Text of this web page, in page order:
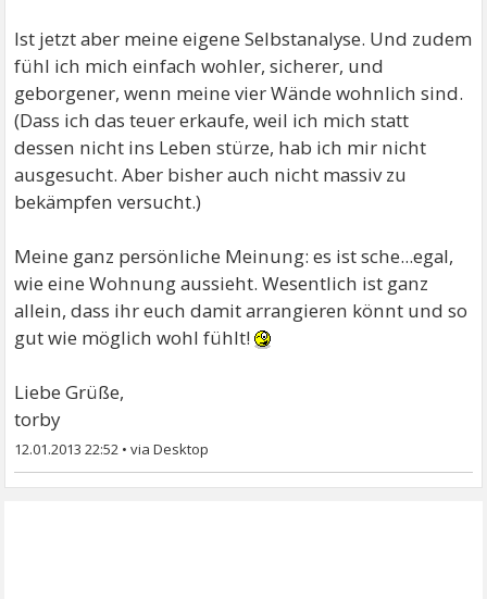
Ist jetzt aber meine eigene Selbstanalyse. Und zudem
fühl ich mich einfach wohler, sicherer, und
geborgener, wenn meine vier Wände wohnlich sind.
(Dass ich das teuer erkaufe, weil ich mich statt
dessen nicht ins Leben stürze, hab ich mir nicht
ausgesucht. Aber bisher auch nicht massiv zu
bekämpfen versucht.)
Meine ganz persönliche Meinung: es ist sche...egal,
wie eine Wohnung aussieht. Wesentlich ist ganz
allein, dass ihr euch damit arrangieren könnt und so
gut wie möglich wohl fühlt!
Liebe Grüße,
torby
12.01.2013 22:52 •